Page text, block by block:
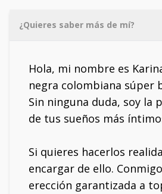
¿Quieres saber más de mí?
Hola, mi nombre es
negra colombiana súper
Sin ninguna duda, soy la
de tus sueños más
Si quieres hacerlos
encargar de ello.
erección garantizada a